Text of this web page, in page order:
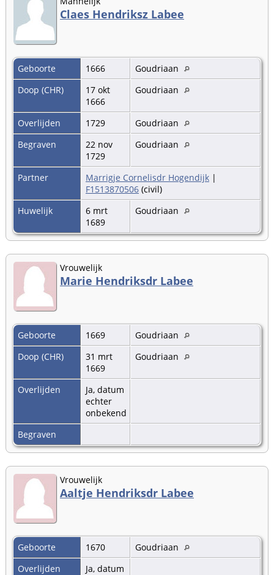
Claes Hendriksz Labee
Geboorte 1666
Goudriaan
Doop (CHR)
17 okt
1666
Goudriaan
Overlijden 1729
Goudriaan
Begraven
22 nov
1729
Goudriaan
Partner Marrigje Cornelisdr Hogendijk |
F1513870506 (civil)
Huwelijk
6 mrt
1689
Goudriaan
Vrouwelijk
Marie Hendriksdr Labee
Geboorte 1669
Goudriaan
Doop (CHR)
31 mrt
1669
Goudriaan
Overlijden
Ja, datum
echter
onbekend
Begraven
Vrouwelijk
Aaltje Hendriksdr Labee
Geboorte 1670
Goudriaan
Overlijden
Ja, datum